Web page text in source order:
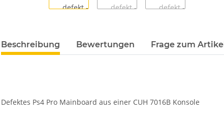
Beschreibung Bewertungen Frage zum Artikel
Defektes Ps4 Pro Mainboard aus einer CUH 7016B Konsole